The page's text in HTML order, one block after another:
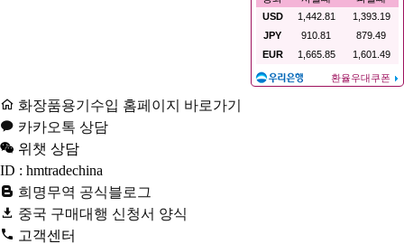
화장품용기수입 홈페이지 바로가기
카카오톡 상담
위챗 상담
ID : hmtradechina
희명무역 공식블로그
중국 구매대행 신청서 양식
고객센터